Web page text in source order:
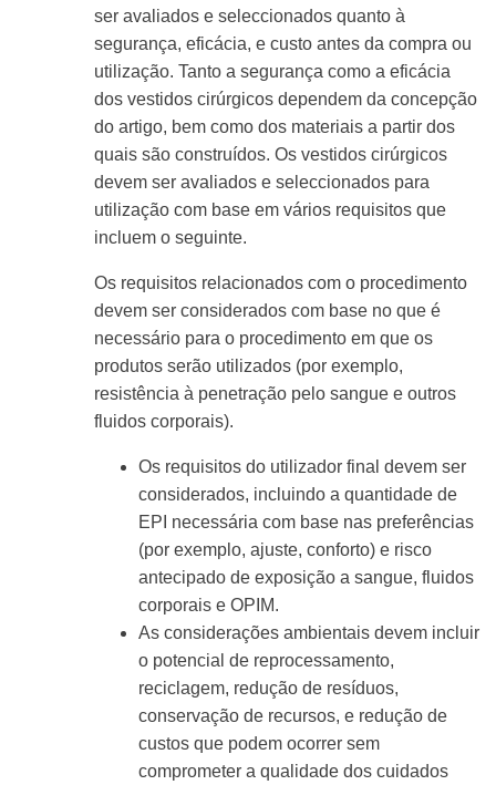
ser avaliados e seleccionados quanto à
segurança, eficácia, e custo antes da compra ou
utilização. Tanto a segurança como a eficácia
dos vestidos cirúrgicos dependem da concepção
do artigo, bem como dos materiais a partir dos
quais são construídos. Os vestidos cirúrgicos
devem ser avaliados e seleccionados para
utilização com base em vários requisitos que
incluem o seguinte.
Os requisitos relacionados com o procedimento
devem ser considerados com base no que é
necessário para o procedimento em que os
produtos serão utilizados (por exemplo,
resistência à penetração pelo sangue e outros
fluidos corporais).
Os requisitos do utilizador final devem ser
considerados, incluindo a quantidade de
EPI necessária com base nas preferências
(por exemplo, ajuste, conforto) e risco
antecipado de exposição a sangue, fluidos
corporais e OPIM.
As considerações ambientais devem incluir
o potencial de reprocessamento,
reciclagem, redução de resíduos,
conservação de recursos, e redução de
custos que podem ocorrer sem
comprometer a qualidade dos cuidados